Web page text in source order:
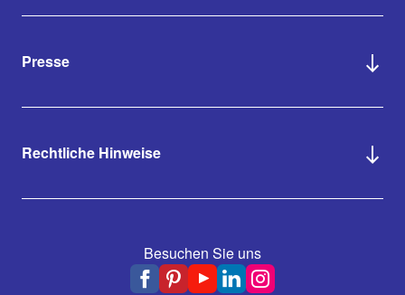
Presse
Rechtliche Hinweise
Besuchen Sie uns